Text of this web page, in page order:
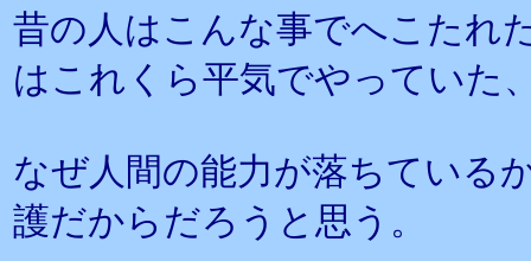
昔の人はこんな事でへこたれ
はこれくら平気でやっていた
なぜ人間の能力が落ちている
護だからだろうと思う。